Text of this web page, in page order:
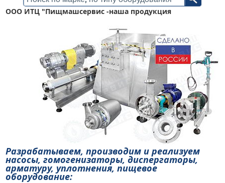
ООО ИТЦ "Пищмашсервис -наша продукция
Разрабатываем, производим и реализуем
насосы, гомогенизаторы, диспергаторы,
арматуру, уплотнения, пищевое
оборудование: